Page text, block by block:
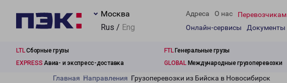
Москва
Rus / Eng
Адреса О нас Перевозчикам
Онлайн-сервисы
Документы
LTLСборные грузы FTLГенеральные грузы
EXPRESS Авиа- и экспресс-доставка GLOBALМеждународные грузоперевозки
Главная Направления Грузоперевозки из Бийска в Новосибирск